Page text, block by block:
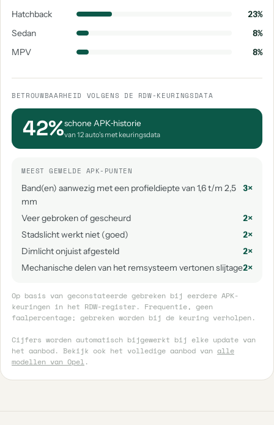
Hatchback
23%
Sedan
8%
MPV
8%
BETROUWBAARHEID VOLGENS DE RDW-KEURINGSDATA
42%schone APK‑historie
van 12 auto's met keuringsdata
MEEST GEMELDE APK-PUNTEN
Band(en) aanwezig met een profieldiepte van 1,6 t/m 2,5
mm
3×
Veer gebroken of gescheurd
2×
Stadslicht werkt niet (goed)
2×
Dimlicht onjuist afgesteld
2×
Mechanische delen van het remsysteem vertonen slijtage2×
Op basis van geconstateerde gebreken bij eerdere APK-
keuringen in het RDW-register. Frequentie, geen
faalpercentage; gebreken worden bij de keuring verholpen.
Cijfers worden automatisch bijgewerkt bij elke update van
het aanbod. Bekijk ook het volledige aanbod van alle
modellen van Opel.